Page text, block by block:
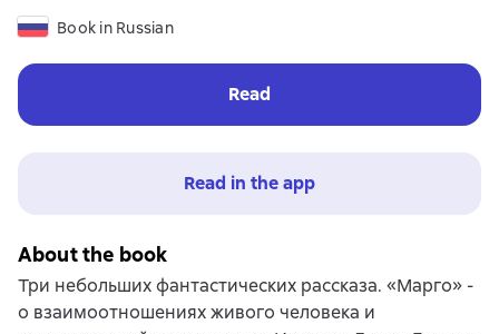
Book in Russian
Read
Read in the app
About the book
Три небольших фантастических рассказа. «Марго» -
о взаимоотношениях живого человека и